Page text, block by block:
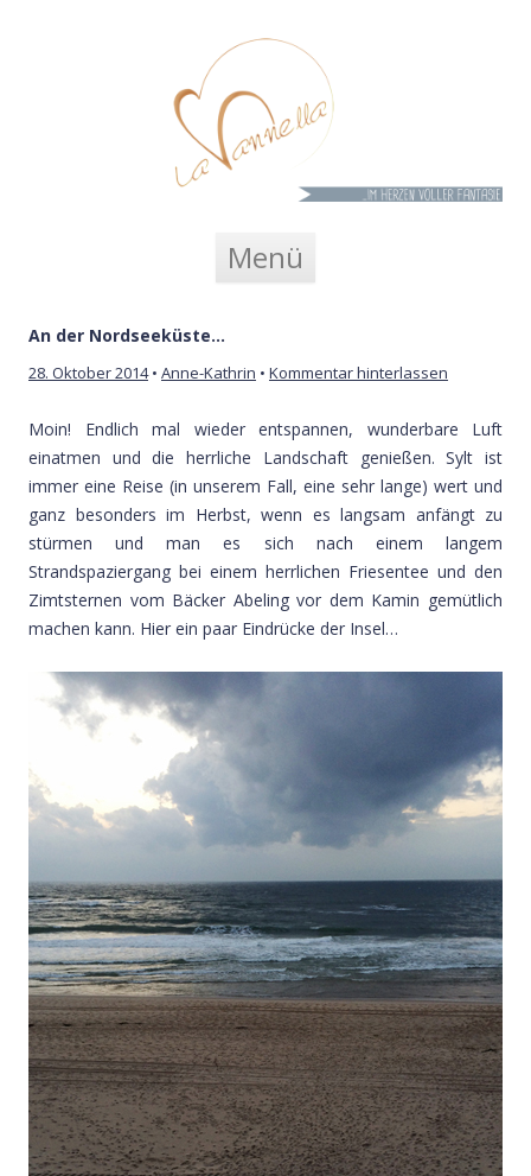
Menü
An der Nordseeküste…
28. Oktober 2014 • Anne-Kathrin • Kommentar hinterlassen
Moin! Endlich mal wieder entspannen, wunderbare Luft
einatmen und die herrliche Landschaft genießen. Sylt ist
immer eine Reise (in unserem Fall, eine sehr lange) wert und
ganz besonders im Herbst, wenn es langsam anfängt zu
stürmen und man es sich nach einem langem
Strandspaziergang bei einem herrlichen Friesentee und den
Zimtsternen vom Bäcker Abeling vor dem Kamin gemütlich
machen kann. Hier ein paar Eindrücke der Insel…